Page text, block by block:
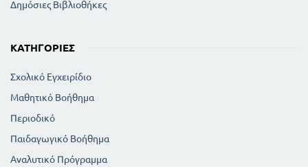
Δημόσιες Βιβλιοθήκες
ΚΑΤΗΓΟΡΊΕΣ
Σχολικό Εγχειρίδιο
Μαθητικό Βοήθημα
Περιοδικό
Παιδαγωγικό Βοήθημα
Αναλυτικό Πρόγραμμα